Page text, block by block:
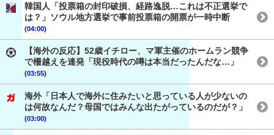
韓国人「投票箱の封印破損、経路逸脱…これは不正選挙で
は？」ソウル地方選挙で事前投票箱の開票が一時中断
(04:00)
【海外の反応】52歳イチロー、マ軍主催のホームラン競争
で柵越えを連発「現役時代の噂は本当だったんだな…」
(03:55)
海外「日本人で海外に住みたいと思っている人が少ないの
は何故なんだ？母国ではみんな出たがっているのだが？」
(03:00)